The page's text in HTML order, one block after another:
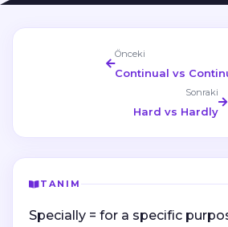
Önceki
Continual vs
Sonraki
Hard vs Hardly
TANIM
Specially = for a specific